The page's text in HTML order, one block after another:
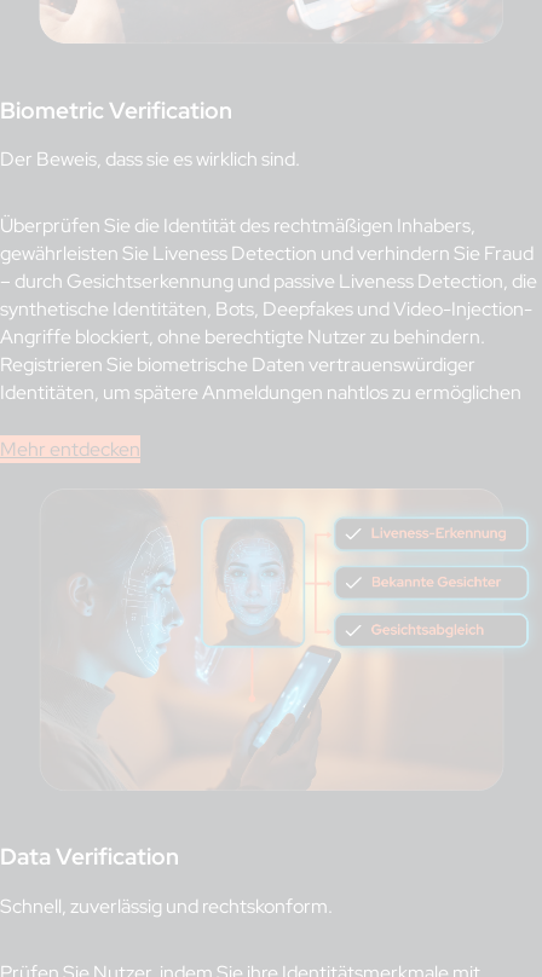
Biometric Verification
Der Beweis, dass sie es wirklich sind.
Überprüfen Sie die Identität des rechtmäßigen Inhabers,
gewährleisten Sie Liveness Detection und verhindern Sie Fraud
– durch Gesichtserkennung und passive Liveness Detection, die
synthetische Identitäten, Bots, Deepfakes und Video-Injection-
Angriffe blockiert, ohne berechtigte Nutzer zu behindern.
Registrieren Sie biometrische Daten vertrauenswürdiger
Identitäten, um spätere Anmeldungen nahtlos zu ermöglichen
Mehr entdecken
Data Verification
Schnell, zuverlässig und rechtskonform.